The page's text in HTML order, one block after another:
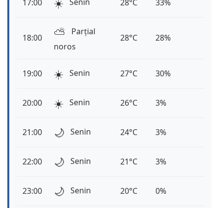
17:00 28°C 33%
18:00 ⛅️
Parțial
noros
28°C 28%
19:00 ☀️ Senin 27°C 30%
20:00 ☀️ Senin 26°C 3%
21:00 🌙 Senin 24°C 3%
22:00 🌙 Senin 21°C 3%
23:00 🌙 Senin 20°C 0%